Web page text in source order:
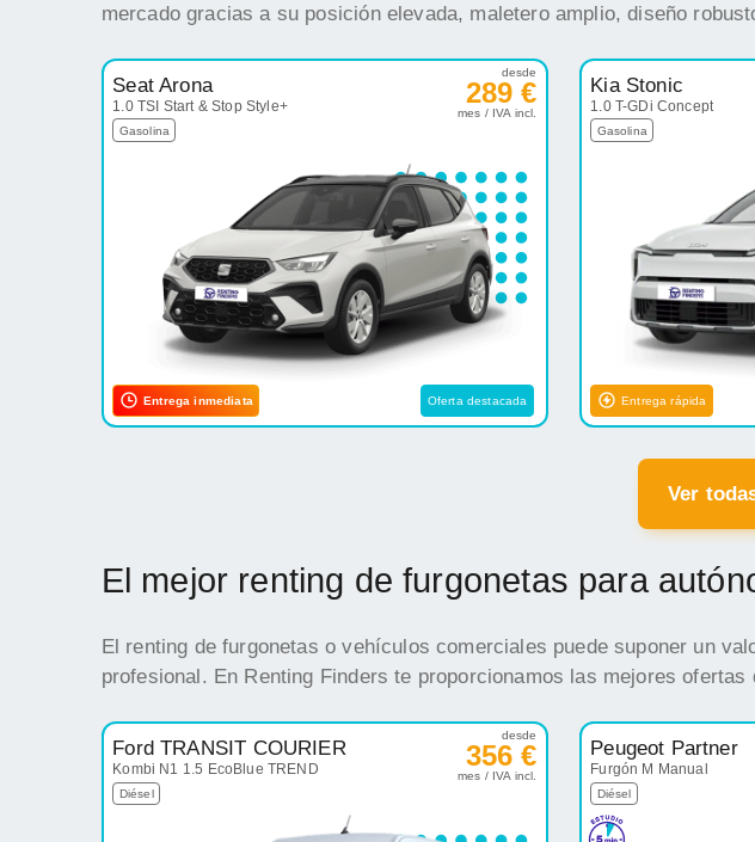
mercado gracias a su posición elevada, maletero amplio, diseño
Seat Arona
1.0 TSI Start & Stop Style+
Gasolina
desde
289 €
mes / IVA incl.
Entrega inmediata Oferta destacada
Kia Stonic
1.0 T-GDi Concept
Gasolina
Entrega rápida
Ver
El mejor renting de furgonetas para
El renting de furgonetas o vehículos comerciales puede suponer un
profesional. En Renting Finders te proporcionamos las mejores ofertas
Ford TRANSIT COURIER
Kombi N1 1.5 EcoBlue TREND
Diésel
desde
356 €
mes / IVA incl.
Peugeot Partner
Furgón M Manual
Diésel